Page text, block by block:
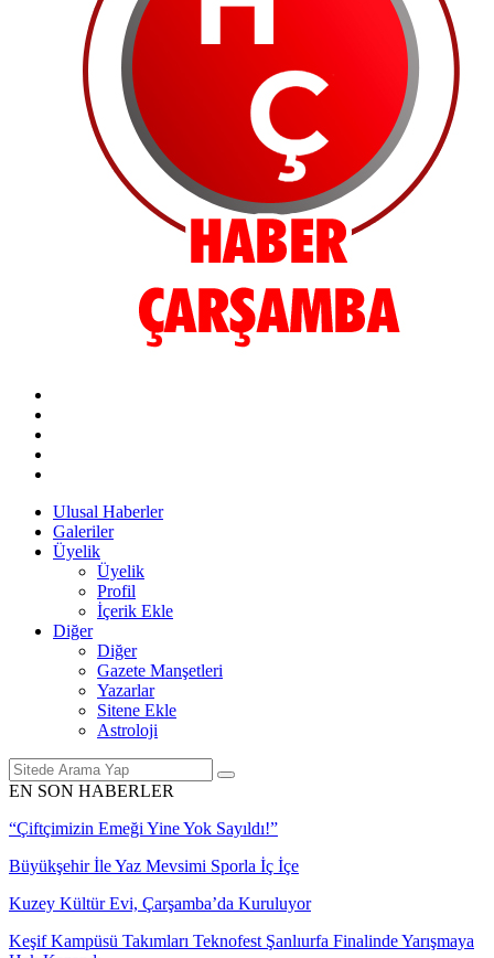
Ulusal Haberler
Galeriler
Üyelik
Üyelik
Profil
İçerik Ekle
Diğer
Diğer
Gazete Manşetleri
Yazarlar
Sitene Ekle
Astroloji
EN SON HABERLER